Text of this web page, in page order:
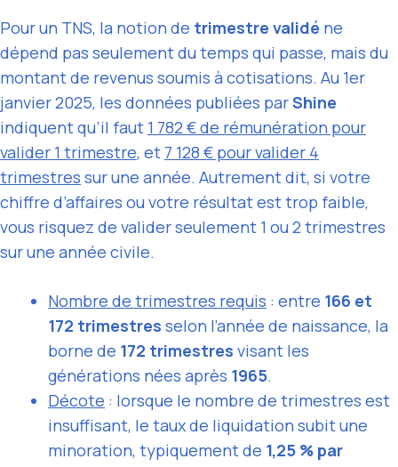
Pour un TNS, la notion de trimestre validé ne
dépend pas seulement du temps qui passe, mais du
montant de revenus soumis à cotisations. Au 1er
janvier 2025, les données publiées parShine
indiquent qu’il faut 1 782 € de rémunération pour
valider 1 trimestre, et 7 128 € pour valider 4
trimestres sur une année. Autrement dit, si votre
chiffre d’affaires ou votre résultat est trop faible,
vous risquez de valider seulement 1 ou 2 trimestres
sur une année civile.
Nombre de trimestres requis : entre 166 et
172 trimestres selon l’année de naissance, la
borne de 172 trimestres visant les
générations nées après 1965.
Décote : lorsque le nombre de trimestres est
insuffisant, le taux de liquidation subit une
minoration, typiquement de 1,25 % par